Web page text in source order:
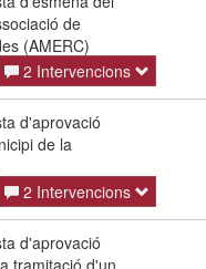
de
(AMERC)
2 Intervencions
d'aprovació
de la
2 Intervencions
d'aprovació
tramitació d'un